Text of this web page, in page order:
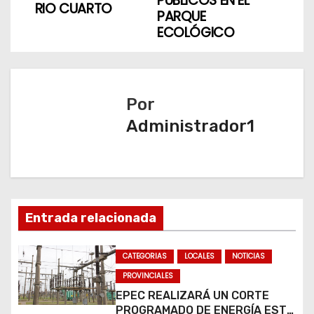
ó
n
d
e
e
PARQUE
ECOLÓGICO
RIO CUARTO
Por
Administrador1
Entrada relacionada
CATEGORIAS LOCALES
NOTICIAS
PROVINCIALES
EPEC REALIZARÁ UN CORTE
PROGRAMADO DE ENERGÍA ESTE